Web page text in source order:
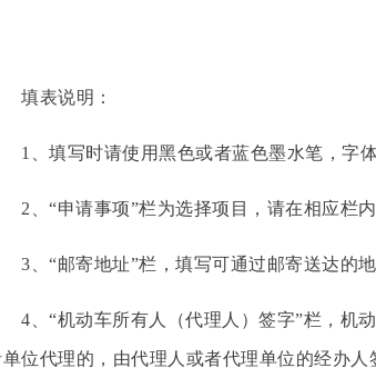
表说明：
、填写时请使用黑色或者蓝色墨水笔，字体
、“申请事项”栏为选择项目，请在相应栏内
、“邮寄地址”栏，填写可通过邮寄送达的地
、“机动车所有人（代理人）签字”栏，机动
位代理的，由代理人或者代理单位的经办人